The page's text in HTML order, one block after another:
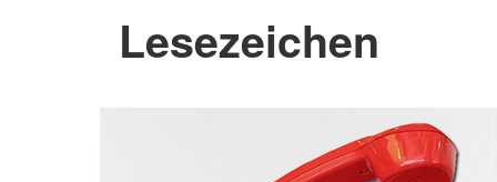
Lesezeichen